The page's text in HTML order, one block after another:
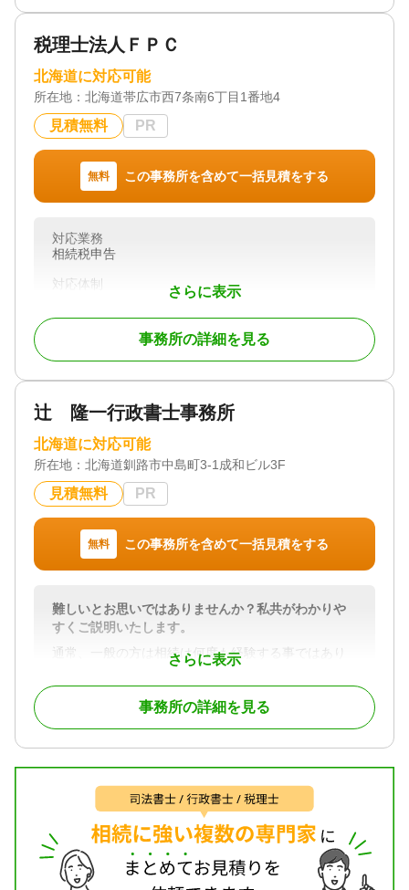
住んでいるかどうかなど、さまざまなパターンに応
場所で暮らしていたり、失踪していたりといった複
います。
対応地域
富良野、岩見沢、上川郡内
対応業務
遺言書 / 遺産分割 / 相続財産調査 / 家族信託 / 相続手
続き / 銀行手続き / 戸籍収集 / 相続人調査
対応体制
電話相談可 / 訪問可 / 土日相談可 / 初回相談無料 / 18
税理士法人ＦＰＣ
北海道に対応可能
所在地： 北海道帯広市西7条南6丁目1番地4
見積無料 PR
無料 この事務所を含めて一括見積をする
さらに表示
対応業務
相続税申告
対応体制
事務所の詳細を見る
辻 隆一行政書士事務所
北海道に対応可能
所在地： 北海道釧路市中島町3-1成和ビル3F
見積無料 PR
無料 この事務所を含めて一括見積をする
さらに表示
難しいとお思いではありませんか？私共がわかりや
すくご説明いたします。
通常、一般の方は相続は何度も経験する事ではあり
しかも人によって相続に関わる条件が異なる上に、
民法・税法などの法律も絡んでくる為、非常に分か
り難いものとなっています。
私どもは、分かりにくいものであるからこそ、親身
対応地域
道東地域（釧路、根室、十勝管内）
対応業務
事務所の詳細を見る